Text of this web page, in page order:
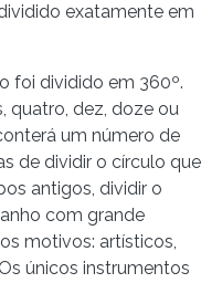
exatamente em
foi dividido em 360º.
quatro, dez, doze ou
um número de
de dividir o círculo que
antigos, dividir o
com grande
motivos: artísticos,
únicos instrumentos